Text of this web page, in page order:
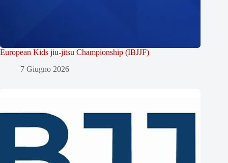
European Kids jiu-jitsu Championship (IBJJF)
7 Giugno 2026